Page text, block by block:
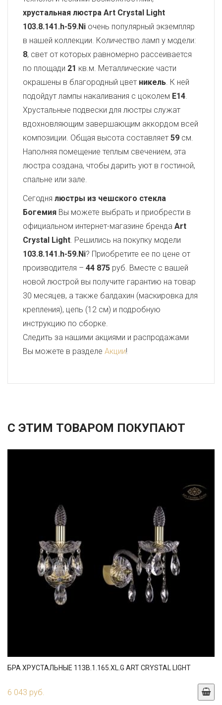
хрустальная люстра Art Crystal Light
103.8.141.h-59.Ni очень популярный экземпляр
в нашей коллекции. Количество ламп у модели:
8, свет от которых равномерно рассеивается
по площади 21 кв.м. Металлические части
окрашены в благородный цвет никель. К ней
подойдут лампы накаливания с цоколем E14.
Хрустальные подвески для люстры служат
вдохновляющим завершающим аккордом всей
композиции. Общая высота составляет 59 см.
Наполняя помещение теплым свечением, эта
люстра создана, чтобы дарить уют в гостиной,
спальне или зале.
Сегодня люстры из чешского стекла
Богемия Вы можете выбрать и приобрести в
официальном интернет-магазине бренда Art
Crystal Light. Решились на покупку модели
103.8.141.h-59.Ni? Приобретите ее по цене от
производителя – 44 875 руб. Вместе с вашей
новой люстрой вы получите гарантию на товар
30 месяцев, а также балдахин (маскировка для
крепления), цепь (12 см) и подробную
инструкцию по сборке.
Следить за нашими акциями и распродажами
Вы можете в разделе Акции!
С ЭТИМ ТОВАРОМ ПОКУПАЮТ
БРА ХРУСТАЛЬНЫЕ 113B.1.165.XL.G ART CRYSTAL LIGHT
6 043 руб.